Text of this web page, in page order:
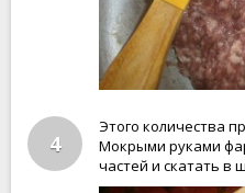
4
Этого количества
Мокрыми руками
частей и скатать в